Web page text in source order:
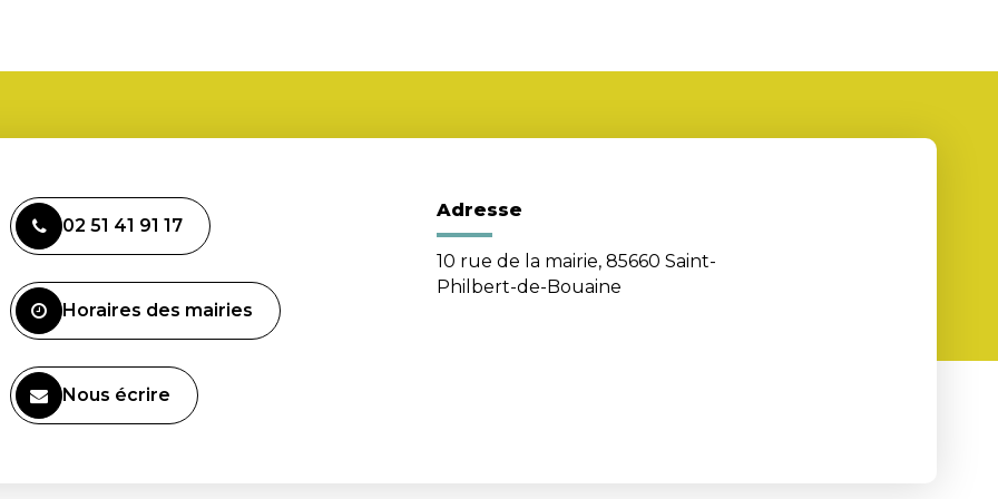
02 51 41 91 17
Horaires des mairies
Nous écrire
Adresse
10 rue de la mairie, 85660 Saint-
Philbert-de-Bouaine